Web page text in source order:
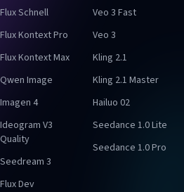
Flux Schnell
Flux Kontext Pro
Flux Kontext Max
Qwen Image
Imagen 4
Ideogram V3
Quality
Seedream 3
Flux Dev
Veo 3 Fast
Veo 3
Kling 2.1
Kling 2.1 Master
Hailuo 02
Seedance 1.0 Lite
Seedance 1.0 Pro